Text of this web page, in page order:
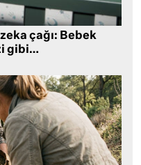
çağı: Bebek
gibi…